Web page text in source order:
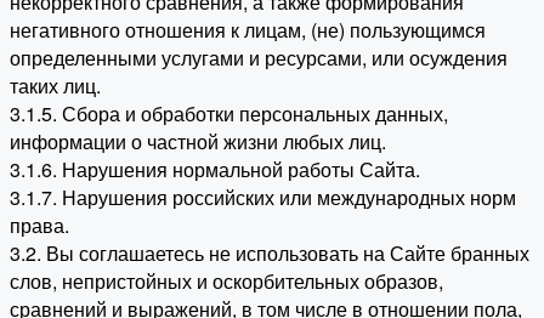
негативного отношения к лицам, (не) пользующимся
определенными услугами и ресурсами, или осуждения
таких лиц.
3.1.5. Сбора и обработки персональных данных,
информации о частной жизни любых лиц.
3.1.6. Нарушения нормальной работы Сайта.
3.1.7. Нарушения российских или международных норм
права.
3.2. Вы соглашаетесь не использовать на Сайте бранных
слов, непристойных и оскорбительных образов,
сравнений и выражений, в том числе в отношении пола,